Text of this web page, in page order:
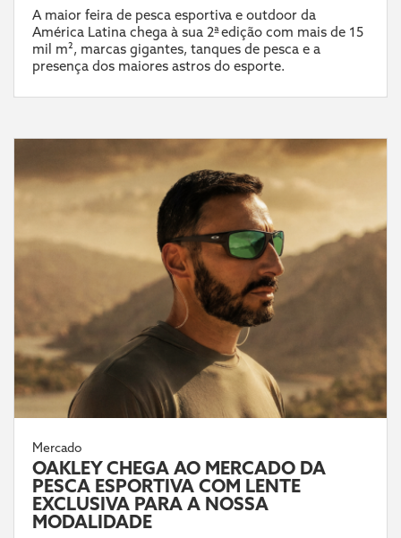
A maior feira de pesca esportiva e outdoor da
América Latina chega à sua 2ª edição com mais de 15
mil m², marcas gigantes, tanques de pesca e a
presença dos maiores astros do esporte.
Mercado
OAKLEY CHEGA AO MERCADO DA
PESCA ESPORTIVA COM LENTE
EXCLUSIVA PARA A NOSSA
MODALIDADE